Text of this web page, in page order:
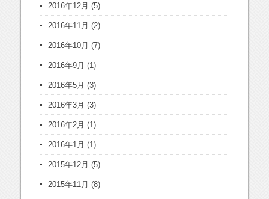
2016年12月 (5)
2016年11月 (2)
2016年10月 (7)
2016年9月 (1)
2016年5月 (3)
2016年3月 (3)
2016年2月 (1)
2016年1月 (1)
2015年12月 (5)
2015年11月 (8)